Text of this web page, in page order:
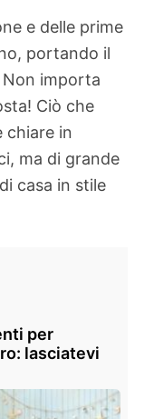
e delle prime
portando il
importa
Ciò che
chiare in
ma di grande
casa in stile
per
lasciatevi